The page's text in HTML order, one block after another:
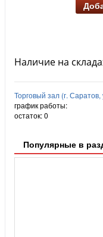
Наличие на
Торговый зал (г.
график работы:
остаток:0
Популярные в